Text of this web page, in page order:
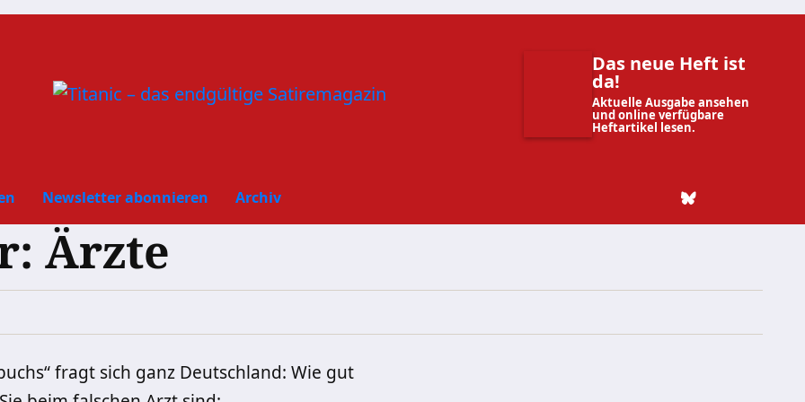
Das neue Heft ist
da!
Aktuelle Ausgabe ansehen
und online verfügbare
Heftartikel lesen.
Newsletter abonnieren Archiv
Ärzte
fragt sich ganz Deutschland: Wie gut